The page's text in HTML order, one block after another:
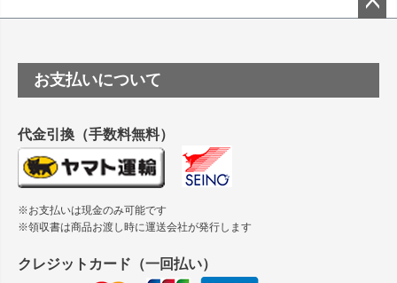
塩ビのロール紙で離型紙が透明の商品はありますか
つや消し半透明ラベルのロールタイプはありますか？
縦420mm×横650mmの包装紙に適した紙はありますか？
ップ
お支払いについて
代金引換（手数料無料）
※お支払いは現金のみ可能です
※領収書は商品お渡し時に運送会社が発行します
クレジットカード（一回払い）